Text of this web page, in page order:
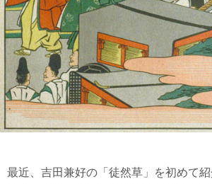
最近、吉田兼好の「徒然草」を初めて